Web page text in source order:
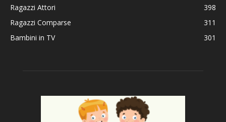
Ragazzi Attori
398
Ragazzi Comparse
311
Bambini in TV
301